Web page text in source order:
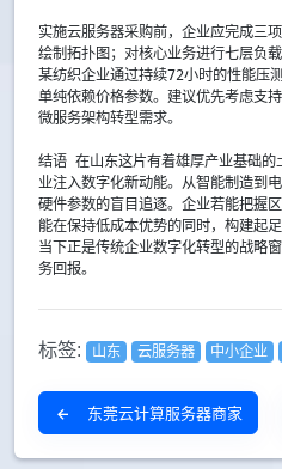
实施云服务器采购前，企业应完成三
绘制拓扑图；对核心业务进行七层负
某纺织企业通过持续72小时的性能压
单纯依赖价格参数。建议优先考虑支
微服务架构转型需求。
结语 在山东这片有着雄厚产业基础的
业注入数字化新动能。从智能制造到
硬件参数的盲目追逐。企业若能把握
能在保持低成本优势的同时，构建起
当下正是传统企业数字化转型的战略
务回报。
标签: 山东 云服务器 中小企业
东莞云计算服务器商家